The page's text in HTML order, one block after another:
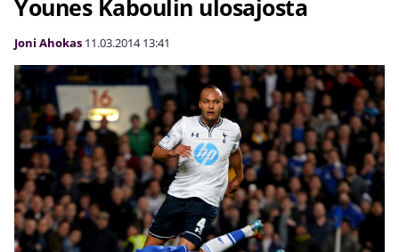
Younes Kaboulin ulosajosta
Joni Ahokas 11.03.2014 13:41